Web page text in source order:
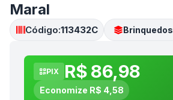
Maral
Código:113432C Brinquedos
PIX R$ 86,98
Economize R$ 4,58